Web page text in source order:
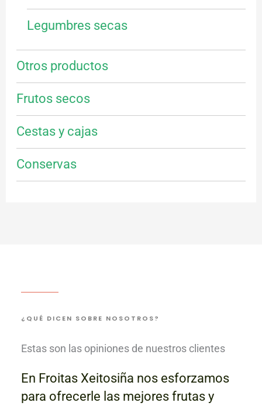
Legumbres secas
Otros productos
Frutos secos
Cestas y cajas
Conservas
¿QUÉ DICEN SOBRE NOSOTROS?
Estas son las opiniones de nuestros clientes
En Froitas Xeitosiña nos esforzamos
para ofrecerle las mejores frutas y